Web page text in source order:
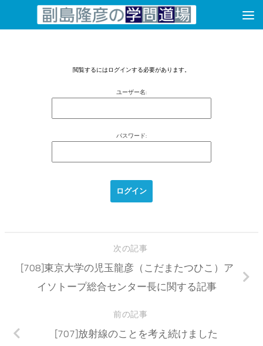
コンテンツへスキップ
閲覧するにはログインする必要があります。
ユーザー名:
パスワード:
次の記事
[708]東京大学の児玉龍彦（こだまたつひこ）ア
イソトープ総合センター長に関する記事
前の記事
[707]放射線のことを考え続けました